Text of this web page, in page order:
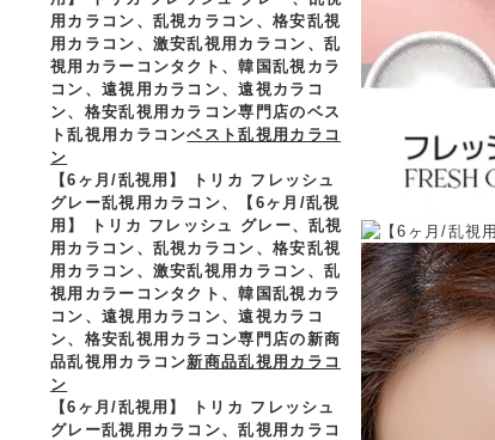
用カラコン、乱視カラコン、格安乱視
用カラコン、激安乱視用カラコン、乱
視用カラーコンタクト、韓国乱視カラ
コン、遠視用カラコン、遠視カラコ
ン、格安乱視用カラコン専門店のベス
ト乱視用カラコンベスト乱視用カラコ
ン
【6ヶ月/乱視用】 トリカ フレッシュ
グレー乱視用カラコン、
【6ヶ月/乱視
用】 トリカ フレッシュ グレー、乱視
用カラコン、乱視カラコン、格安乱視
用カラコン、激安乱視用カラコン、乱
視用カラーコンタクト、韓国乱視カラ
コン、遠視用カラコン、遠視カラコ
ン、格安乱視用カラコン専門店の新商
品乱視用カラコン新商品乱視用カラコ
ン
【6ヶ月/乱視用】 トリカ フレッシュ
グレー乱視用カラコン、乱視用カラコ